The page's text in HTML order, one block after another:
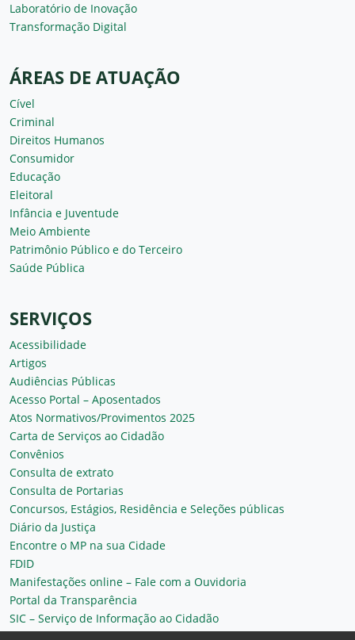
Laboratório de Inovação
Transformação Digital
ÁREAS DE ATUAÇÃO
Cível
Criminal
Direitos Humanos
Consumidor
Educação
Eleitoral
Infância e Juventude
Meio Ambiente
Patrimônio Público e do Terceiro
Saúde Pública
SERVIÇOS
Acessibilidade
Artigos
Audiências Públicas
Acesso Portal – Aposentados
Atos Normativos/Provimentos 2025
Carta de Serviços ao Cidadão
Convênios
Consulta de extrato
Consulta de Portarias
Concursos, Estágios, Residência e Seleções públicas
Diário da Justiça
Encontre o MP na sua Cidade
FDID
Manifestações online – Fale com a Ouvidoria
Portal da Transparência
SIC – Serviço de Informação ao Cidadão